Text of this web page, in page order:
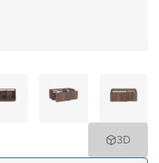
3D